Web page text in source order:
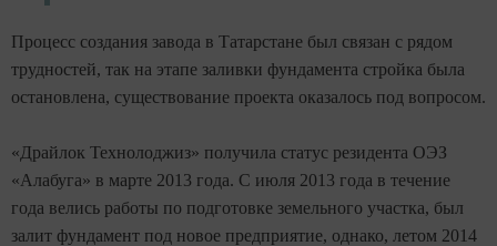
Процесс создания завода в Татарстане был связан с рядом
трудностей, так на этапе заливки фундамента стройка была
остановлена, существование проекта оказалось под вопросом.
«Драйлок Технолоджиз» получила статус резидента ОЭЗ
«Алабуга» в марте 2013 года. С июля 2013 года в течение
года велись работы по подготовке земельного участка, был
залит фундамент под новое предприятие, однако, летом 2014